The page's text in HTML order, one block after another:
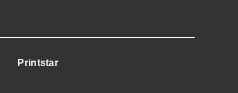
Printstar